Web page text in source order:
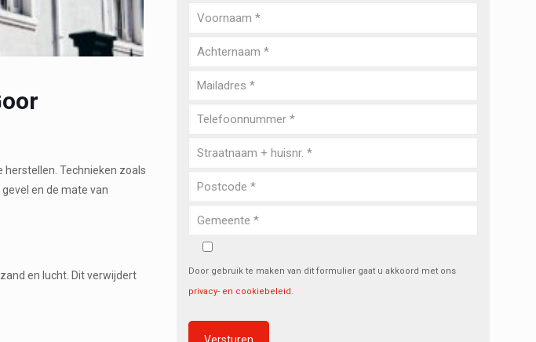
herstellen. Technieken zoals
en de mate van
en lucht. Dit verwijdert
Door gebruik te maken van dit formulier gaat u akkoord met ons
privacy- en cookiebeleid